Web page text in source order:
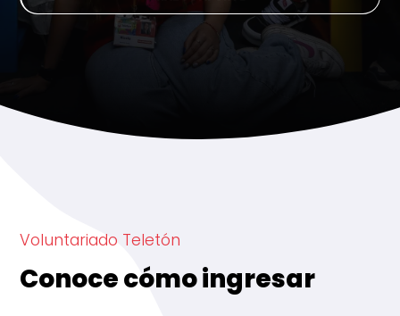
Voluntariado Teletón
Conoce cómo ingresar